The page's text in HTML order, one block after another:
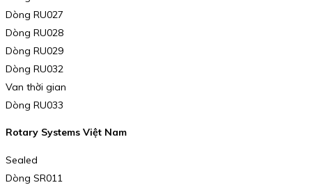
Dòng RU027
Dòng RU028
Dòng RU029
Dòng RU032
Van thời gian
Dòng RU033
Rotary Systems Việt Nam
Sealed
Dòng SR011